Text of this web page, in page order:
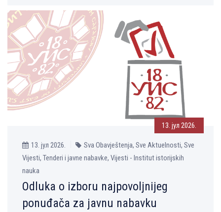
13. јул 2026.
13. јул 2026.
Sva Obavještenja, Sve Aktuelnosti, Sve
Vijesti, Tenderi i javne nabavke, Vijesti - Institut istorijskih
nauka
Odluka o izboru najpovoljnijeg
ponuđača za javnu nabavku